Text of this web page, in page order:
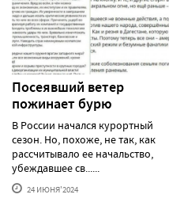
Посеявший ветер
пожинает бурю
В России начался курортный
сезон. Но, похоже, не так, как
рассчитывало ее начальство,
убеждавшее св......
24 ИЮНЯ'2024